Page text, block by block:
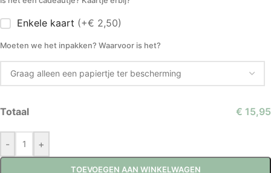
Enkele kaart (+€ 2,50)
Moeten we het inpakken? Waarvoor is het?
Totaal € 15,95
- +
TOEVOEGEN AAN WINKELWAGEN